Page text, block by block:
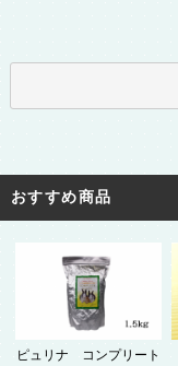
おすすめ商品
ピュリナ コンプリート